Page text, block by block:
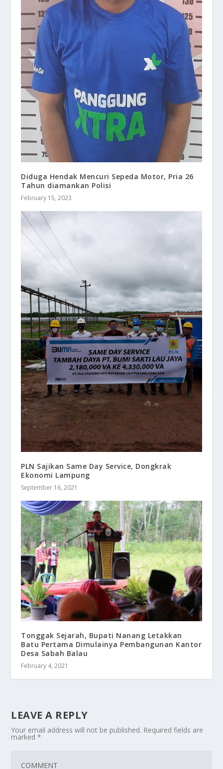
Diduga Hendak Mencuri Sepeda Motor, Pria 26
Tahun diamankan Polisi
February 15, 2023
PLN Sajikan Same Day Service, Dongkrak
Ekonomi Lampung
September 16, 2021
Tonggak Sejarah, Bupati Nanang Letakkan
Batu Pertama Dimulainya Pembangunan Kantor
Desa Sabah Balau
February 4, 2021
LEAVE A REPLY
Your email address will not be published. Required fields are
marked*